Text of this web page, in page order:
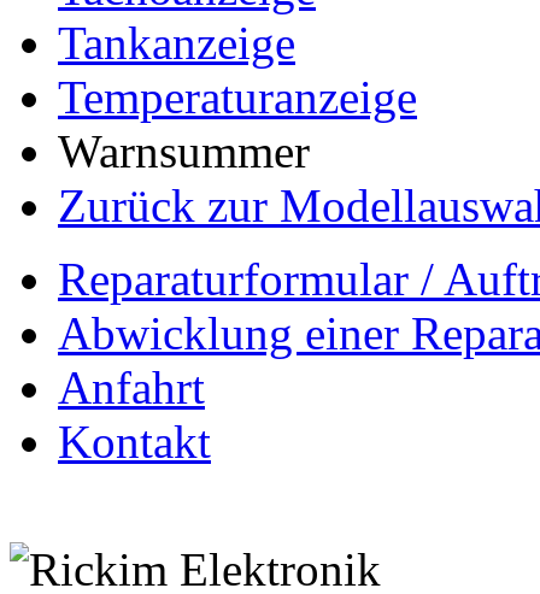
Tankanzeige
Temperaturanzeige
Warnsummer
Zurück zur
Reparaturformular /
Abwicklung einer
Anfahrt
Kontakt